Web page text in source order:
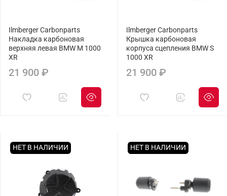
Ilmberger Carbonparts
Накладка карбоновая
верхняя левая BMW M 1000
XR
21 900 ₽
Ilmberger Carbonparts
Крышка карбоновая
корпуса сцепления BMW S
1000 XR
21 900 ₽
НЕТ В НАЛИЧИИ НЕТ В НАЛИЧИИ